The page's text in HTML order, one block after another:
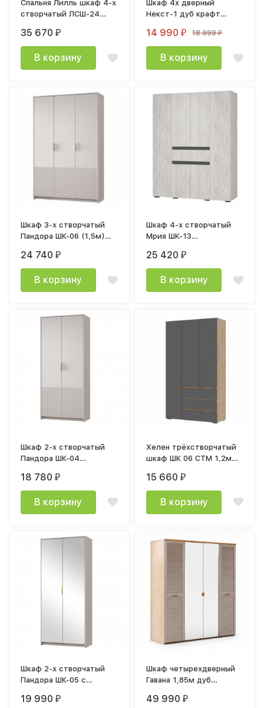
Спальня Лилль шкаф 4-х
створчатый ЛСШ-24
крафт белый / крафт
табачный
35 670₽
В корзину
Шкаф 4х дверный
Некст-1 дуб крафт
14 990₽ 18 999₽
В корзину
Шкаф 3-х створчатый
Пандора ШК-06 (1,5м)
MF-03
24 740₽
В корзину
Шкаф 4-х створчатый
Мрия ШК-13
бетон пайн светлый,
графит, бетон пайн
светлый
25 420₽
В корзину
Шкаф 2-х створчатый
Пандора ШК-04
лдсп кашемир / мдф
айриш MF03
18 780₽
В корзину
Хелен трёхстворчатый
шкаф ШК 06 СТМ 1,2м
графит
15 660₽
В корзину
Шкаф 2-х створчатый
Пандора ШК-05 с
(1012х2300х515мм)
19 990₽
Шкаф четырехдверный
Гавана 1,85м дуб
светло-серый софт
49 990₽